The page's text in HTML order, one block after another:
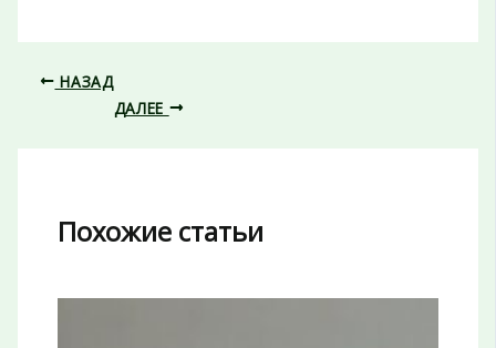
НАЗАД
ДАЛЕЕ
Похожие статьи